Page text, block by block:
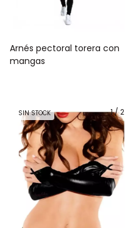
Arnés pectoral torera con
mangas
1/2
SIN STOCK